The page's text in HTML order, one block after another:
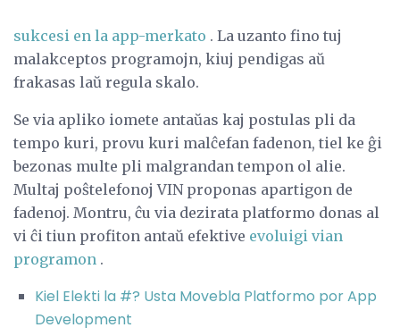
sukcesi en la app-merkato . La uzanto fino tuj
malakceptos programojn, kiuj pendigas aŭ
frakasas laŭ regula skalo.
Se via apliko iomete antaŭas kaj postulas pli da
tempo kuri, provu kuri malĉefan fadenon, tiel ke ĝi
bezonas multe pli malgrandan tempon ol alie.
Multaj poŝtelefonoj VIN proponas apartigon de
fadenoj. Montru, ĉu via dezirata platformo donas al
vi ĉi tiun profiton antaŭ efektive evoluigi vian
programon .
Kiel Elekti la #? Usta Movebla Platformo por App
Development